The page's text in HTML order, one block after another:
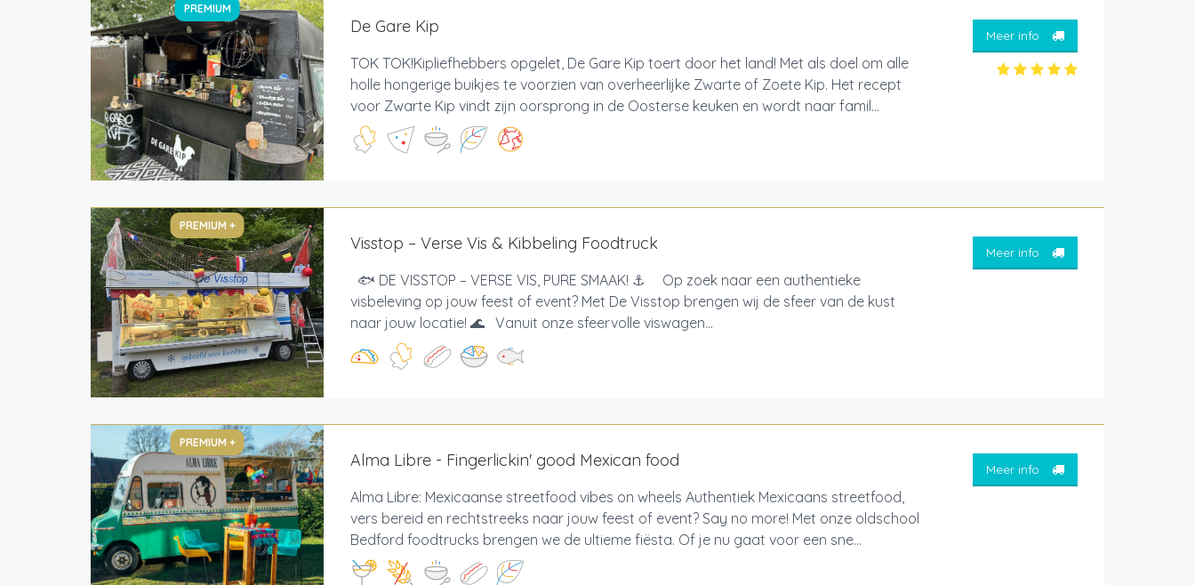
PREMIUM
De Gare Kip
TOK TOK!Kipliefhebbers opgelet, De Gare Kip toert door het land! Met als doel om alle
holle hongerige buikjes te voorzien van overheerlijke Zwarte of Zoete Kip. Het recept
voor Zwarte Kip vindt zijn oorsprong in de Oosterse keuken en wordt naar famil...
Meer info
PREMIUM +
Visstop – Verse Vis & Kibbeling Foodtruck
🐟 DE VISSTOP – VERSE VIS, PURE SMAAK! ⚓ Op zoek naar een authentieke
visbeleving op jouw feest of event? Met De Visstop brengen wij de sfeer van de kust
naar jouw locatie! 🌊 Vanuit onze sfeervolle viswagen...
Meer info
PREMIUM +
Alma Libre - Fingerlickin' good Mexican food
Alma Libre: Mexicaanse streetfood vibes on wheels Authentiek Mexicaans streetfood,
vers bereid en rechtstreeks naar jouw feest of event? Say no more! Met onze oldschool
Bedford foodtrucks brengen we de ultieme fiësta. Of je nu gaat voor een sne...
Meer info